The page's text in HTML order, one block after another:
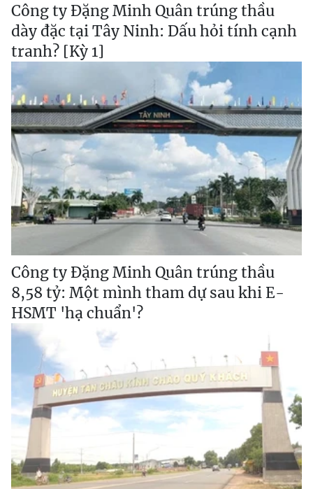
Công ty Đặng Minh Quân trúng thầu
dày đặc tại Tây Ninh: Dấu hỏi tính cạnh
tranh? [Kỳ 1]
Công ty Đặng Minh Quân trúng thầu
8,58 tỷ: Một mình tham dự sau khi E-
HSMT 'hạ chuẩn'?